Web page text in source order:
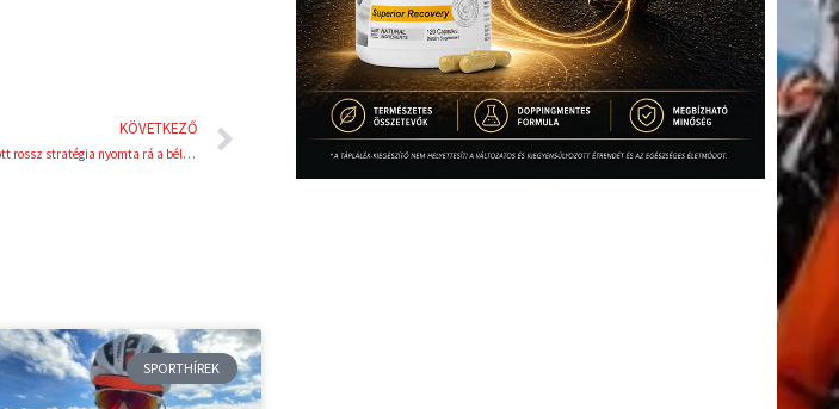
KÖVETKEZŐ
Kovács Bálint: “Az időmérőre választott rossz stratégia nyomta rá a bélyegét a futamokra”
Következő
SPORTHÍREK